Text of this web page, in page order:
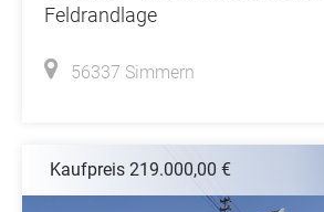
Feldrandlage
56337 Simmern
Kaufpreis 219.000,00 €